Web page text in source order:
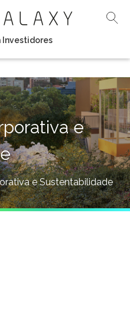
Investidores
e
e Sustentabilidade